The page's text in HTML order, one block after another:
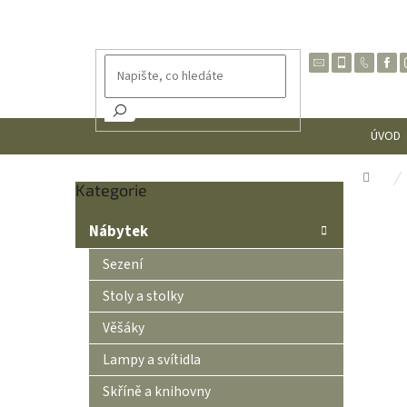
ÚVOD
Domů
P
Přeskočit
Kategorie
Nábytek
Sezení
Stoly a stolky
Věšáky
Lampy a svítidla
Skříně a knihovny